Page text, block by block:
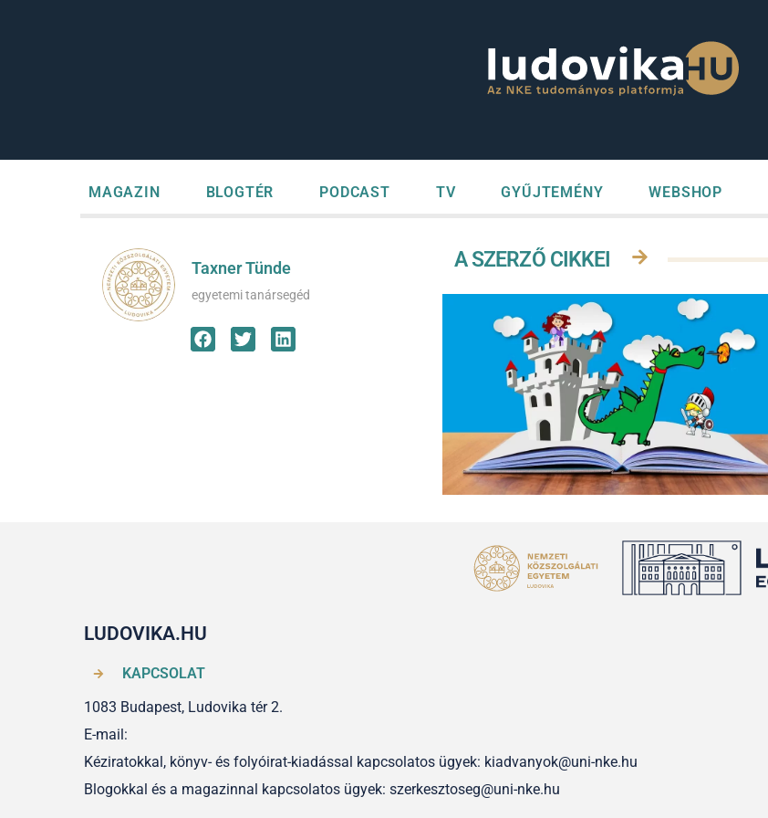
MAGAZIN BLOGTÉR PODCAST TV GYŰJTEMÉNY WEBSHOP
A SZERZŐ CIKKEI
Taxner Tünde
egyetemi tanársegéd
LUDOVIKA.HU
KAPCSOLAT
1083 Budapest, Ludovika tér 2.
E-mail:
Kéziratokkal, könyv- és folyóirat-kiadással kapcsolatos ügyek: kiadvanyok@uni-nke.hu
Blogokkal és a magazinnal kapcsolatos ügyek: szerkesztoseg@uni-nke.hu